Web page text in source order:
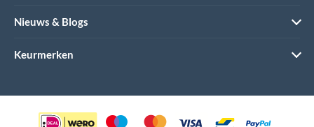
Nieuws & Blogs
Keurmerken